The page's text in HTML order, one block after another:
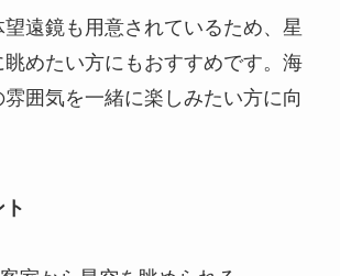
望遠鏡も用意されているため、星
眺めたい方にもおすすめです。海
囲気を一緒に楽しみたい方に向